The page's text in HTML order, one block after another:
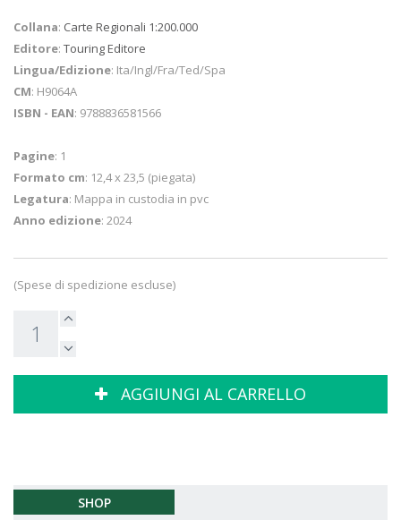
Collana: Carte Regionali 1:200.000
Editore: Touring Editore
Lingua/Edizione: Ita/Ingl/Fra/Ted/Spa
CM: H9064A
ISBN - EAN: 9788836581566
Pagine: 1
Formato cm: 12,4 x 23,5 (piegata)
Legatura: Mappa in custodia in pvc
Anno edizione: 2024
(Spese di spedizione escluse)
AGGIUNGI AL CARRELLO
SHOP